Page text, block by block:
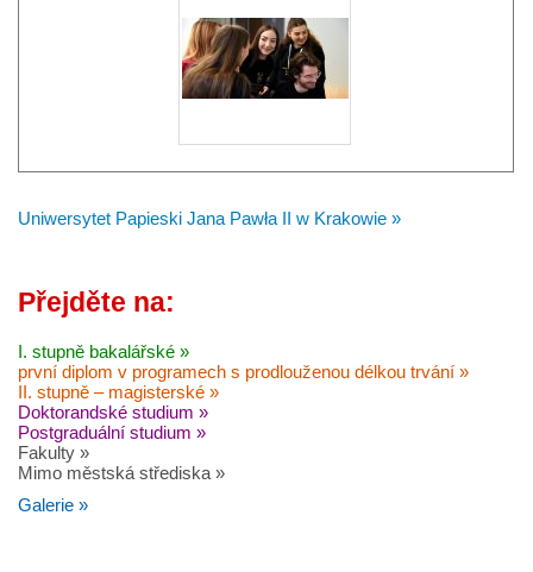
Uniwersytet Papieski Jana Pawła II w Krakowie »
Přejděte na:
I. stupně bakalářské »
první diplom v programech s prodlouženou délkou trvání »
II. stupně – magisterské »
Doktorandské studium »
Postgraduální studium »
Fakulty »
Mimo městská střediska »
Galerie »